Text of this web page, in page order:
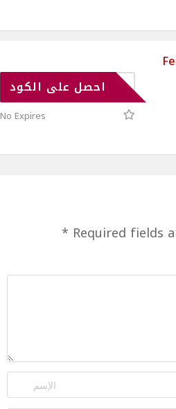
FP88احصل على الكود
No Expires
Required fields
*